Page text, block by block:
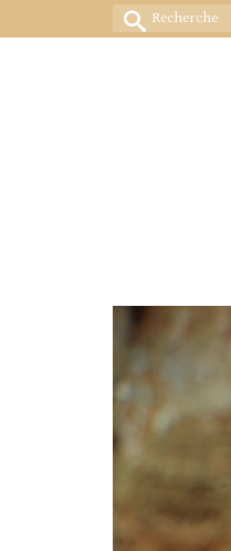
Rechercher :